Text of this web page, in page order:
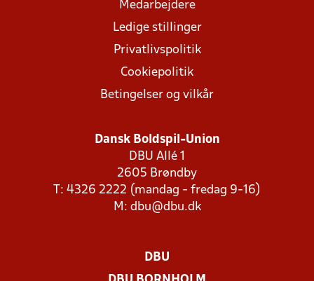
Medarbejdere
Ledige stillinger
Privatlivspolitik
Cookiepolitik
Betingelser og vilkår
Dansk Boldspil-Union
DBU Allé 1
2605 Brøndby
T: 4326 2222 (mandag - fredag 9-16)
M: dbu@dbu.dk
DBU